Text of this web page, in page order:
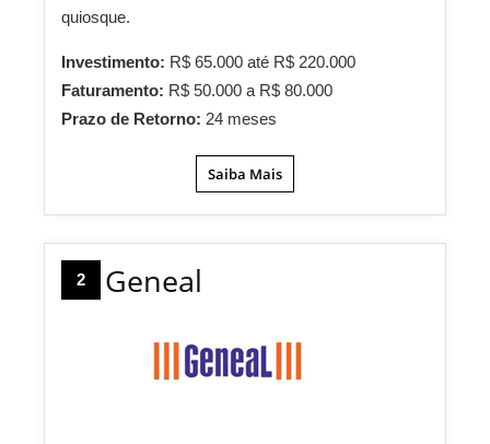
quiosque.
Investimento: R$ 65.000 até R$ 220.000
Faturamento: R$ 50.000 a R$ 80.000
Prazo de Retorno: 24 meses
Saiba Mais
2 Geneal